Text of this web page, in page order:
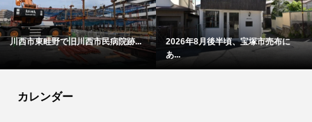
川西市東畦野で旧川西市民病院跡...
2026年8月後半頃、宝塚市売布に
あ...
カレンダー